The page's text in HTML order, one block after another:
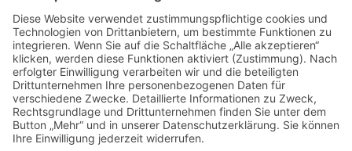
Homewear
Jacken & Mäntel
Curvy
Herren
Kids
Burda Fantasy
Accessoires & Deko
NEU im Shop
SALE